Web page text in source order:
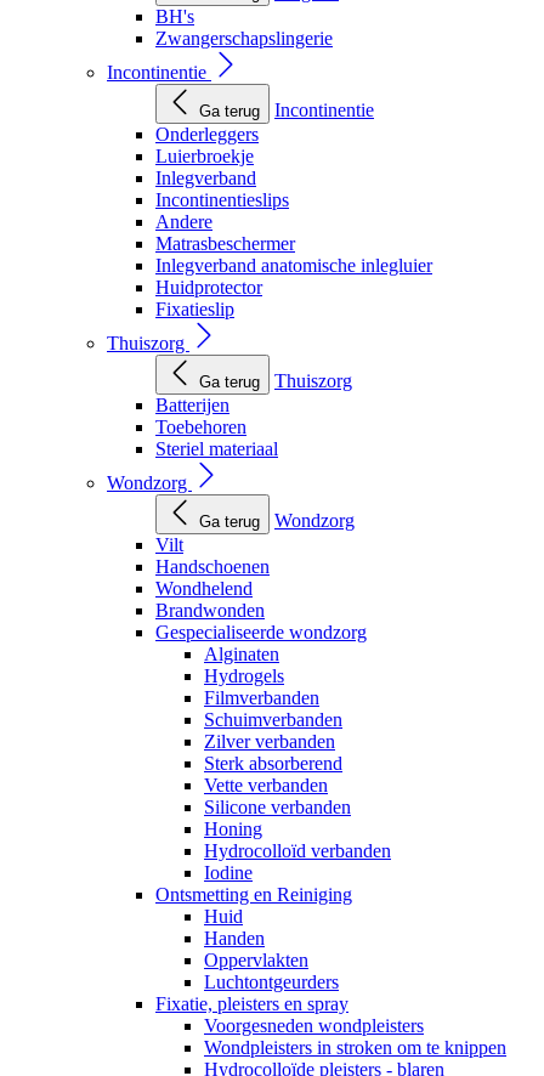
BH's
Zwangerschapslingerie
Incontinentie
Ga terug
Incontinentie
Onderleggers
Luierbroekje
Inlegverband
Incontinentieslips
Andere
Matrasbeschermer
Inlegverband anatomische inlegluier
Huidprotector
Fixatieslip
Thuiszorg
Ga terug
Thuiszorg
Batterijen
Toebehoren
Steriel materiaal
Wondzorg
Ga terug
Wondzorg
Vilt
Handschoenen
Wondhelend
Brandwonden
Gespecialiseerde wondzorg
Alginaten
Hydrogels
Filmverbanden
Schuimverbanden
Zilver verbanden
Sterk absorberend
Vette verbanden
Silicone verbanden
Honing
Hydrocolloïd verbanden
Iodine
Ontsmetting en Reiniging
Huid
Handen
Oppervlakten
Luchtontgeurders
Fixatie, pleisters en spray
Voorgesneden wondpleisters
Wondpleisters in stroken om te knippen
Hydrocolloïde pleisters - blaren